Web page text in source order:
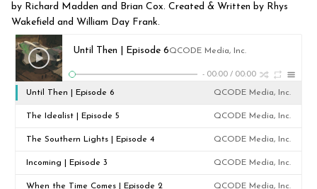
by Richard Madden and Brian Cox. Created & Written by Rhys
Wakefield and William Day Frank.
Until Then | Episode 6QCODE Media, Inc.
- 00:00 / 00:00
Until Then | Episode 6 QCODE Media, Inc.
The Idealist | Episode 5 QCODE Media, Inc.
The Southern Lights | Episode 4 QCODE Media, Inc.
Incoming | Episode 3 QCODE Media, Inc.
When the Time Comes | Episode 2 QCODE Media, Inc.